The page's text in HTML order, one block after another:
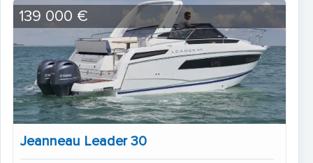
Jeanneau Leader 30
139 000 €